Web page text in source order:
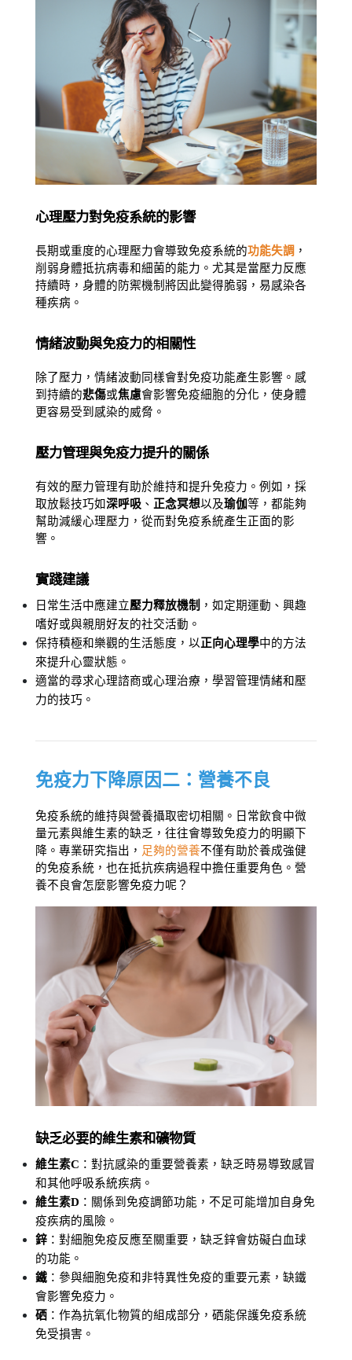
心理壓力對免疫系統的影響
長期或重度的心理壓力會導致免疫系統的功能失調 ，
削弱身體抵抗病毒和細菌的能力。尤其是當壓力反應
持續時，身體的防禦機制將因此變得脆弱，易感染各
種疾病。
情緒波動與免疫力的相關性
除了壓力，情緒波動同樣會對免疫功能產生影響。感
到持續的悲傷或焦慮會影響免疫細胞的分化，使身體
更容易受到感染的威脅。
壓力管理與免疫力提升的關係
有效的壓力管理有助於維持和提升免疫力。例如，採
取放鬆技巧如深呼吸 、 正念冥想以及瑜伽等，都能夠
幫助減緩心理壓力，從而對免疫系統產生正面的影
響。
實踐建議
日常生活中應建立壓力釋放機制 ，如定期運動、興趣
嗜好或與親朋好友的社交活動。
保持積極和樂觀的生活態度，以正向心理學中的方法
來提升心靈狀態。
適當的尋求心理諮商或心理治療，學習管理情緒和壓
力的技巧。
免疫力下降原因二：營養不良
免疫系統的維持與營養攝取密切相關。日常飲食中微
量元素與維生素的缺乏，往往會導致免疫力的明顯下
降。專業研究指出， 足夠的營養不僅有助於養成強健
的免疫系統，也在抵抗疾病過程中擔任重要角色。營
養不良會怎麼影響免疫力呢？
缺乏必要的維生素和礦物質
維生素C ：對抗感染的重要營養素，缺乏時易導致感冒
和其他呼吸系統疾病。
維生素D ：關係到免疫調節功能，不足可能增加自身免
疫疾病的風險。
鋅 ：對細胞免疫反應至關重要，缺乏鋅會妨礙白血球
的功能。
鐵 ：參與細胞免疫和非特異性免疫的重要元素，缺鐵
會影響免疫力。
硒 ：作為抗氧化物質的組成部分，硒能保護免疫系統
免受損害。